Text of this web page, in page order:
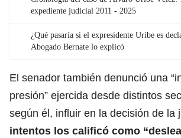
expediente judicial 2011 - 2025
¿Qué pasaría si el expresidente Uribe es
Abogado Bernate lo explicó
El senador también denunció una
presión” ejercida desde distintos
según él, influir en la decisión de la
intentos los calificó como